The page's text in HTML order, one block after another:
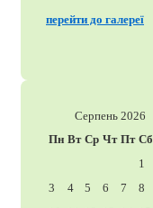
перейти до галереї
Серпень 2026
Пн Вт Ср Чт Пт Сб
1
3
4 5 6 7 8